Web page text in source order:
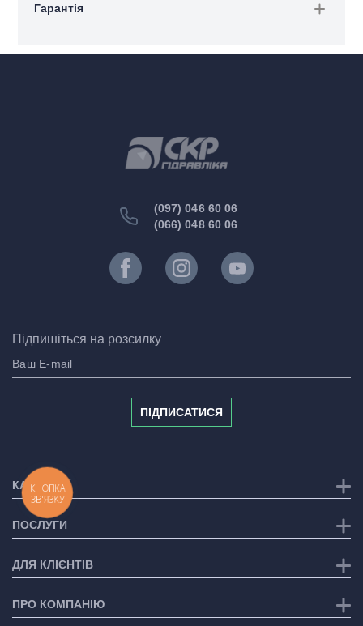
Гарантія
(097) 046 60 06
(066) 048 60 06
Підпишіться на розсилку
ПІДПИСАТИСЯ
КАТЕГОРІЇ
ПОСЛУГИ
ДЛЯ КЛІЄНТІВ
ПРО КОМПАНІЮ
КНОПКА
ЗВ'ЯЗКУ